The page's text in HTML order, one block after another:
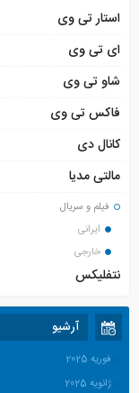
استار تی وی
ای تی وی
شاو تی وی
فاکس تی وی
کانال دی
مالتی مدیا
فیلم و سریال
ایرانی
خارجی
نتفلیکس
آرشیو
فوریه 2025
ژانویه 2025